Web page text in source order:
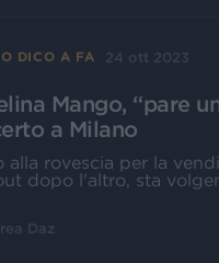
DICO A FA 24 ott 2023
Mango, “pare
a Milano
alla rovescia per la
dopo l'altro, sta
Daz